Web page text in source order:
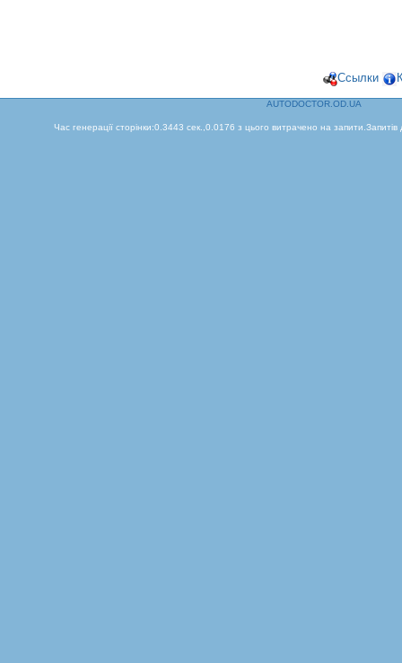
Ссылки
AUTODOCTOR.OD.UA
Час генерації сторінки:0.3443 сек.,0.0176 з цього витрачено на